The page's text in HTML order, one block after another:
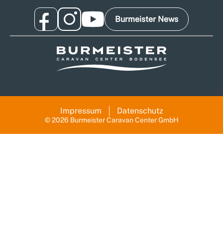
Burmeister News
© 2026 Burmeister Caravan Center GmbH
Impressum Datenschutz